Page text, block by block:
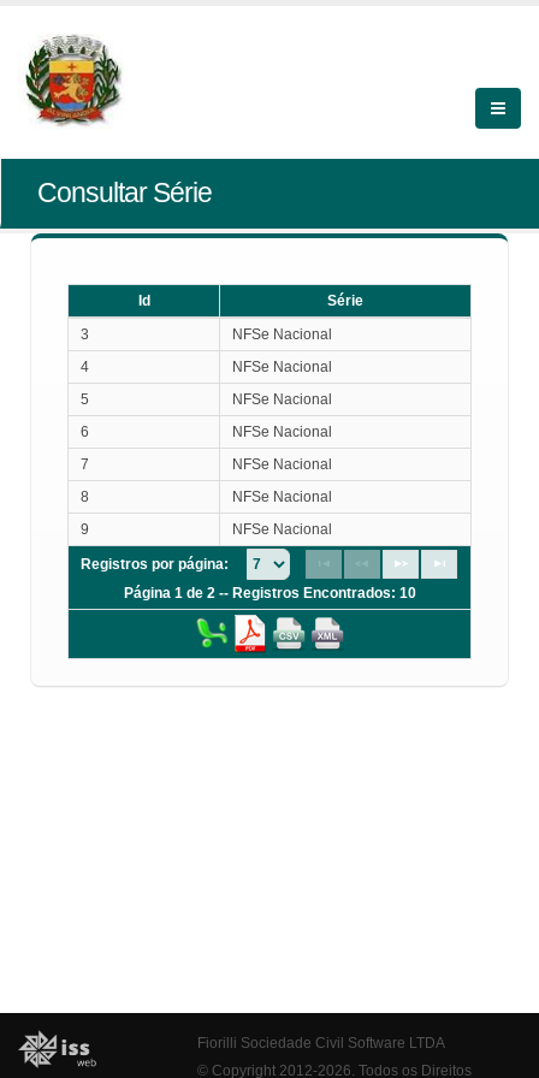
Consultar Série
Id
Série
Série
3
NFSe Nacional
4
NFSe Nacional
5
NFSe Nacional
6
NFSe Nacional
7
NFSe Nacional
8
NFSe Nacional
9
NFSe Nacional
Registros por página:
Página 1 de 2 -- Registros Encontrados: 10
Fiorilli Sociedade Civil Software LTDA
© Copyright 2012-2026. Todos os Direitos